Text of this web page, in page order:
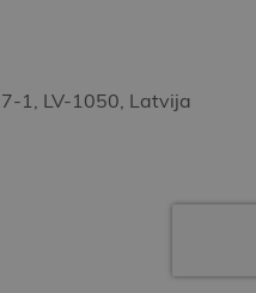
1, LV-1050, Latvija